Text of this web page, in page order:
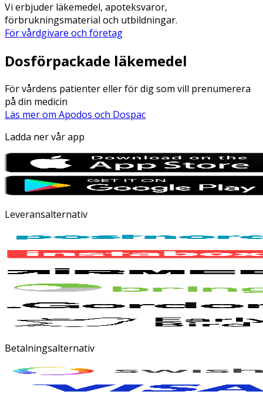
Vi erbjuder läkemedel, apoteksvaror,
förbrukningsmaterial och utbildningar.
För vårdgivare och företag
Dosförpackade läkemedel
För vårdens patienter eller för dig som vill prenumerera
på din medicin
Läs mer om Apodos och Dospac
Ladda ner vår app
Leveransalternativ
Betalningsalternativ